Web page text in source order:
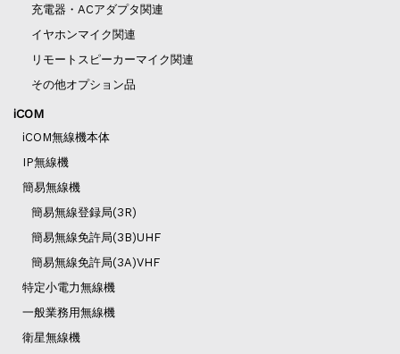
充電器・ACアダプタ関連
イヤホンマイク関連
リモートスピーカーマイク関連
その他オプション品
iCOM
iCOM無線機本体
IP無線機
簡易無線機
簡易無線登録局(3R)
簡易無線免許局(3B)UHF
簡易無線免許局(3A)VHF
特定小電力無線機
一般業務用無線機
衛星無線機